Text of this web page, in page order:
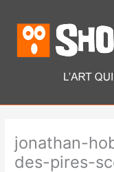
contenu
jonathan-
des-pires-